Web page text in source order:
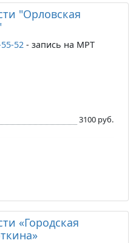
"Орловская
52 - запись на МРТ
3100 руб.
«Городская